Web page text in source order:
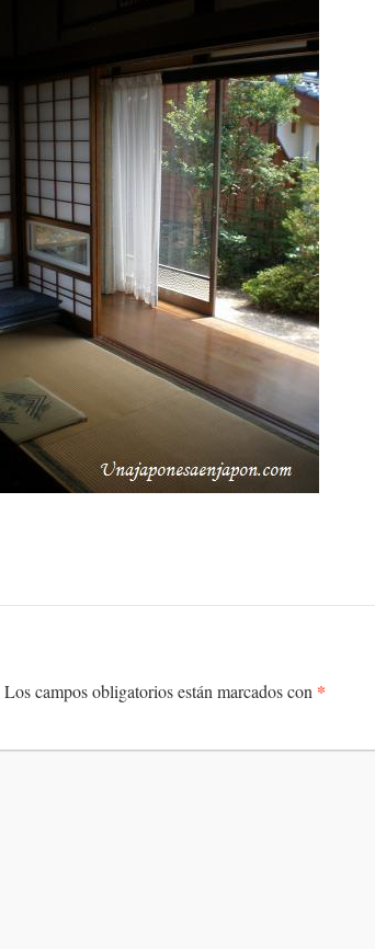
Los campos obligatorios están marcados con *